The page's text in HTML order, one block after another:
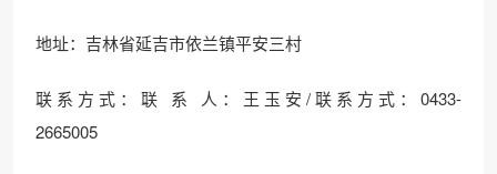
地址：吉林省延吉市依兰镇平安三村
联系方式：联 系 人：王玉安/联系方式：0433-
2665005